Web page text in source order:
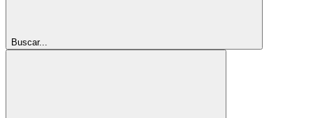
Buscar...